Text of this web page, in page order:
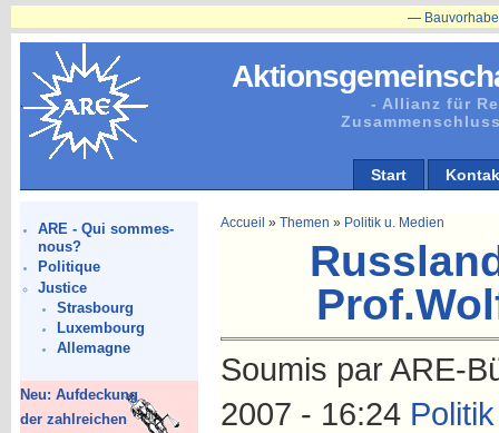
- Allianz für
Start
ARE - Qui sommes-
nous?
Politique
Justice
Strasbourg
Luxembourg
Allemagne
Neu: Aufdeckung
der zahlreichen
Bauvorhaben in
Accueil » Themen » Politik u. Medien
Soumis par ARE-
2007 - 16:24